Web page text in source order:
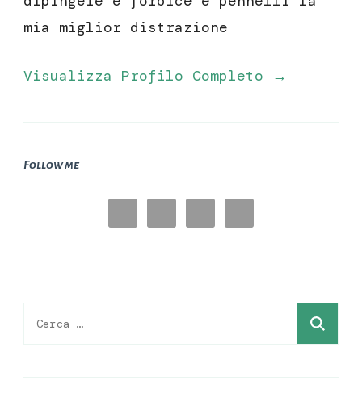
mia miglior distrazione
Visualizza Profilo Completo →
Follow me
Ricerca